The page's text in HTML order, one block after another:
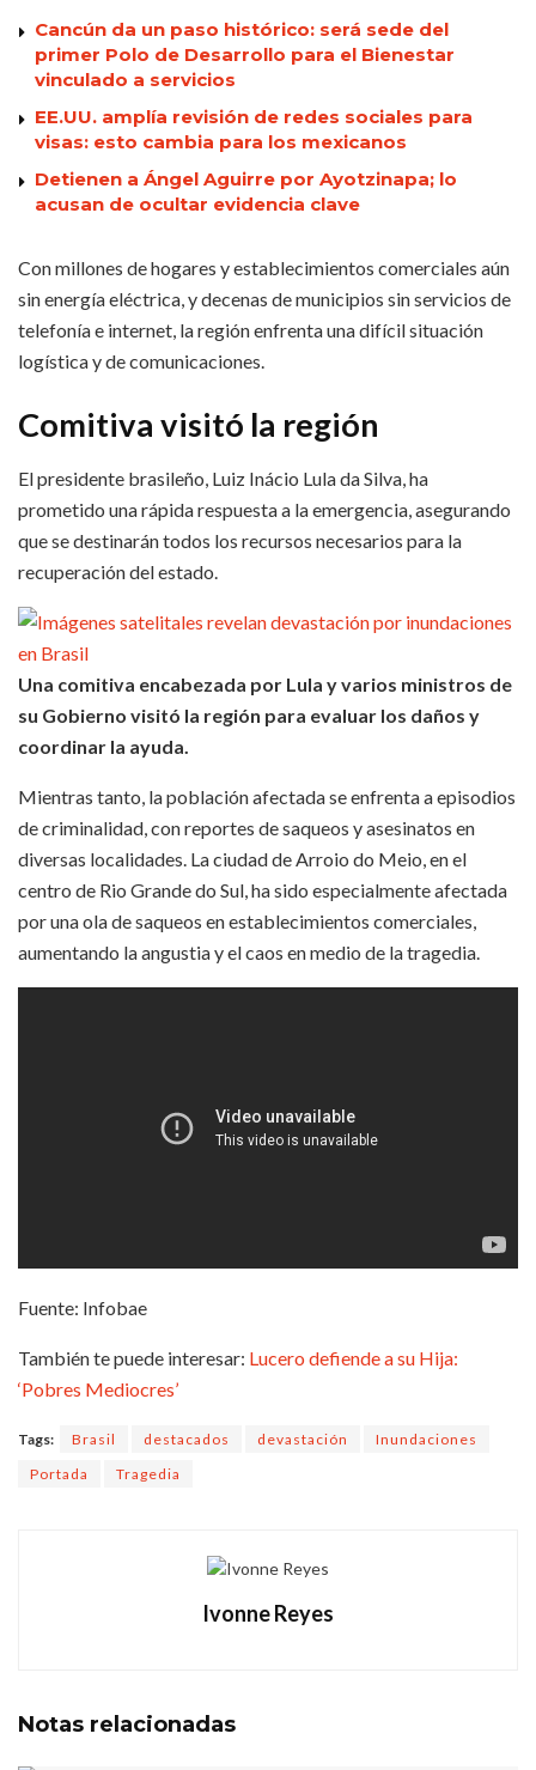
Cancún da un paso histórico: será sede del
primer Polo de Desarrollo para el Bienestar
vinculado a servicios
EE.UU. amplía revisión de redes sociales para
visas: esto cambia para los mexicanos
Detienen a Ángel Aguirre por Ayotzinapa; lo
acusan de ocultar evidencia clave
Con millones de hogares y establecimientos comerciales aún
sin energía eléctrica, y decenas de municipios sin servicios de
telefonía e internet, la región enfrenta una difícil situación
logística y de comunicaciones.
Comitiva visitó la región
El presidente brasileño, Luiz Inácio Lula da Silva, ha
prometido una rápida respuesta a la emergencia, asegurando
que se destinarán todos los recursos necesarios para la
recuperación del estado.
Una comitiva encabezada por Lula y varios ministros de
su Gobierno visitó la región para evaluar los daños y
coordinar la ayuda.
Mientras tanto, la población afectada se enfrenta a episodios
de criminalidad, con reportes de saqueos y asesinatos en
diversas localidades. La ciudad de Arroio do Meio, en el
centro de Rio Grande do Sul, ha sido especialmente afectada
por una ola de saqueos en establecimientos comerciales,
aumentando la angustia y el caos en medio de la tragedia.
Fuente: Infobae
También te puede interesar: Lucero defiende a su Hija:
‘Pobres Mediocres’
Tags: Brasil destacados devastación
Inundaciones
Portada
Tragedia
Ivonne Reyes
Notas relacionadas